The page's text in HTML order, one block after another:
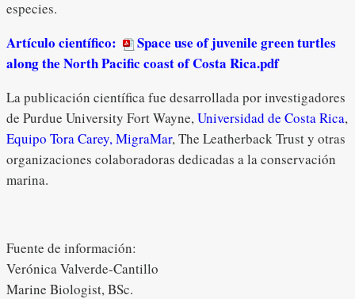
especies.
Artículo científico:
Space use of juvenile green turtles
along the North Pacific coast of Costa Rica.pdf
La publicación científica fue desarrollada por investigadores
de Purdue University Fort Wayne,Universidad de Costa Rica,
Equipo Tora Carey,MigraMar, The Leatherback Trust y otras
organizaciones colaboradoras dedicadas a la conservación
marina.
Fuente de información:
Verónica Valverde-Cantillo
Marine Biologist, BSc.